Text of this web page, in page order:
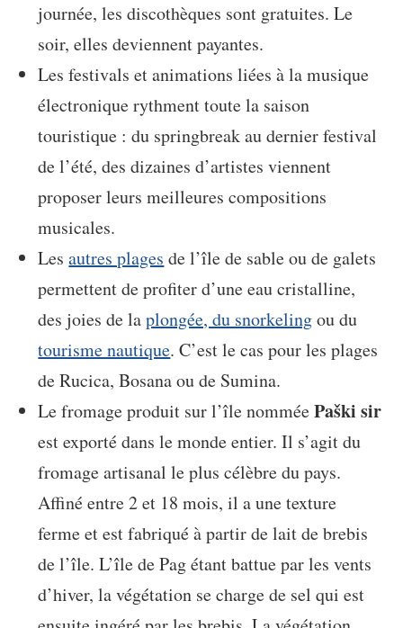
journée, les discothèques sont gratuites. Le
soir, elles deviennent payantes.
Les festivals et animations liées à la musique
électronique rythment toute la saison
touristique : du springbreak au dernier festival
de l’été, des dizaines d’artistes viennent
proposer leurs meilleures compositions
musicales.
Lesautres plages de l’île de sable ou de galets
permettent de profiter d’une eau cristalline,
des joies de laplongée, du snorkelingou du
tourisme nautique. C’est le cas pour les plages
de Rucica, Bosana ou de Sumina.
Le fromage produit sur l’île nomméePaški sir
est exporté dans le monde entier. Il s’agit du
fromage artisanal le plus célèbre du pays.
Affiné entre 2 et 18 mois, il a une texture
ferme et est fabriqué à partir de lait de brebis
de l’île. L’île de Pag étant battue par les vents
d’hiver, la végétation se charge de sel qui est